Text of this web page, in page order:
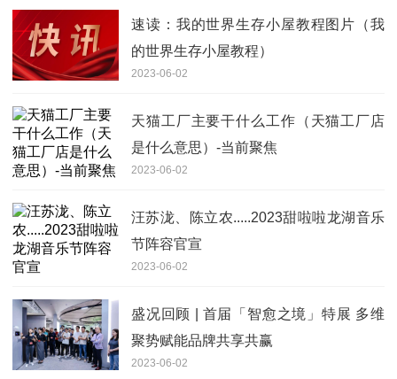
速读：我的世界生存小屋教程图片（我
的世界生存小屋教程）
2023-06-02
天猫工厂主要干什么工作（天猫工厂店
是什么意思）-当前聚焦
2023-06-02
汪苏泷、陈立农.....2023甜啦啦龙湖音乐
节阵容官宣
2023-06-02
盛况回顾 | 首届「智愈之境」特展 多维
聚势赋能品牌共享共赢
2023-06-02